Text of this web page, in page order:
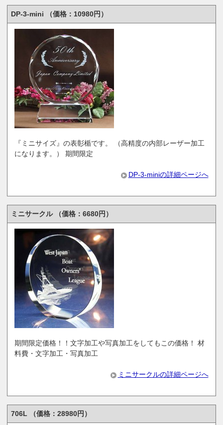
DP-3-mini （価格：10980円）
『ミニサイズ』の表彰楯です。 （高精度の内部レーザー加工
になります。） 期間限定
DP-3-miniの詳細ページへ
ミニサークル （価格：6680円）
期間限定価格！！文字加工や写真加工をしてもこの価格！ 材
料費・文字加工・写真加工
ミニサークルの詳細ページへ
706L （価格：28980円）